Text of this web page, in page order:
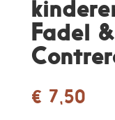
Fadel
€ 7,50